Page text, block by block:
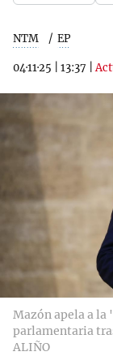
NTM EP
04·11·25 13:37 |
Mazón apela a
parlamentaria
ALIÑO